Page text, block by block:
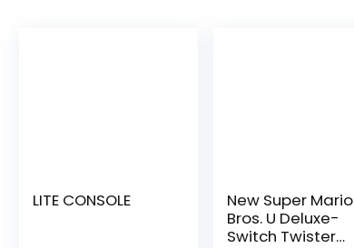
LITE CONSOLE
New Super Mario
Bros. U Deluxe-
Switch Twister